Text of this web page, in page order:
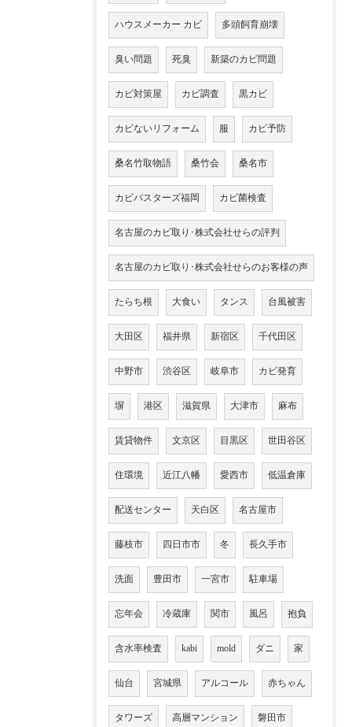
ハウスメーカー カビ 多頭飼育崩壊
臭い問題 死臭 新築のカビ問題
カビ対策屋 カビ調査 黒カビ
カビないリフォーム 服 カビ予防
桑名竹取物語 桑竹会 桑名市
カビバスターズ福岡 カビ菌検査
名古屋のカビ取り･株式会社せらの評判
名古屋のカビ取り･株式会社せらのお客様の声
たらち根 大食い タンス 台風被害
大田区 福井県 新宿区 千代田区
中野市 渋谷区 岐阜市 カビ発育
塀 港区 滋賀県 大津市 麻布
賃貸物件 文京区 目黒区 世田谷区
住環境 近江八幡 愛西市 低温倉庫
配送センター 天白区 名古屋市
藤枝市 四日市市 冬 長久手市
洗面 豊田市 一宮市 駐車場
忘年会 冷蔵庫 関市 風呂 抱負
含水率検査 kabi mold ダニ 家
仙台 宮城県 アルコール 赤ちゃん
タワーズ 高層マンション 磐田市